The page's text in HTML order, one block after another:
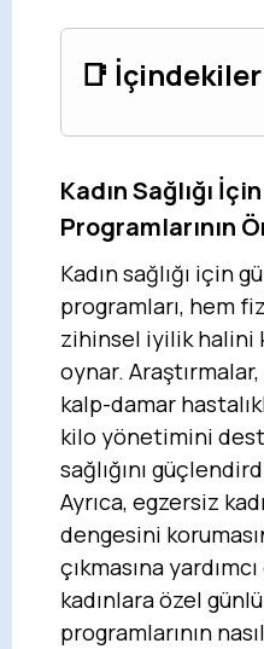
📑 İçindekiler
Kadın Sağlığı
Programlarının
Kadın sağlığı için
programları, hem
zihinsel iyilik halini
oynar.
kalp-damar
kilo yönetimini
sağlığını
Ayrıca, egzersiz
dengesini
çıkmasına
kadınlara özel
programlarının